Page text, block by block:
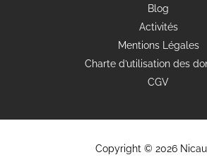
Blog
Activités
Mentions Légales
Charte d’utilisation des
CGV
Copyright © 2026